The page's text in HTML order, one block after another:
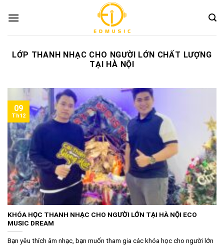
LỚP THANH NHẠC CHO NGƯỜI LỚN CHẤT LƯỢNG
TẠI HÀ NỘI
KHÓA HỌC THANH NHẠC CHO NGƯỜI LỚN TẠI HÀ NỘI ECO
MUSIC DREAM
Bạn yêu thích âm nhạc, bạn muốn tham gia các khóa học cho người lớn
09
Th12